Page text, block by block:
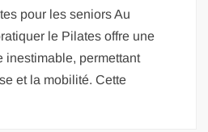
pour les seniors Au
le Pilates offre une
inestimable, permettant
et la mobilité. Cette